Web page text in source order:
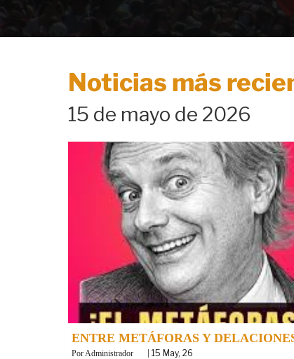
Noticias más
15 de mayo de 2026
ENTRE METÁFORAS Y
ByAdministrador 15 May, 26